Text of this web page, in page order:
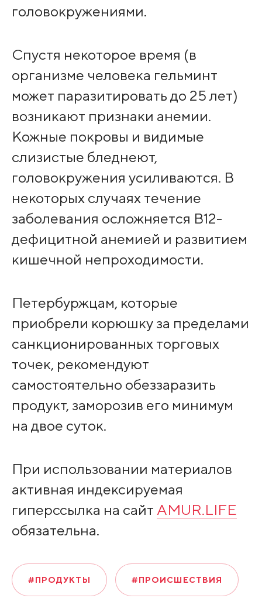
головокружениями.
Спустя некоторое время (в
организме человека гельминт
может паразитировать до 25 лет)
возникают признаки анемии.
Кожные покровы и видимые
слизистые бледнеют,
головокружения усиливаются. В
некоторых случаях течение
заболевания осложняется В12-
дефицитной анемией и развитием
кишечной непроходимости.
Петербуржцам, которые
приобрели корюшку за пределами
санкционированных торговых
точек, рекомендуют
самостоятельно обеззаразить
продукт, заморозив его минимум
на двое суток.
При использовании материалов
активная индексируемая
гиперссылка на сайт AMUR.LIFE
обязательна.
#ПРОДУКТЫ #ПРОИСШЕСТВИЯ